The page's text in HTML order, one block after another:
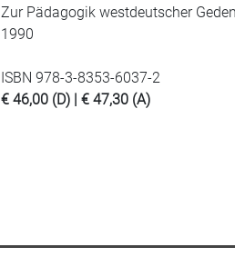
Zur Pädagogik westdeutscher
1990
ISBN 978-3-8353-6037-2
€ 46,00 (D) | € 47,30 (A)